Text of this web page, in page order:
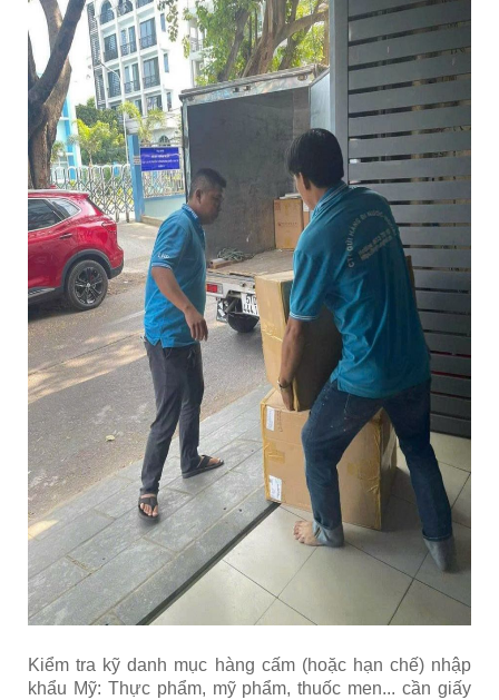
Kiểm tra kỹ danh mục hàng cấm (hoặc hạn chế) nhập
khẩu Mỹ: Thực phẩm, mỹ phẩm, thuốc men... cần giấy